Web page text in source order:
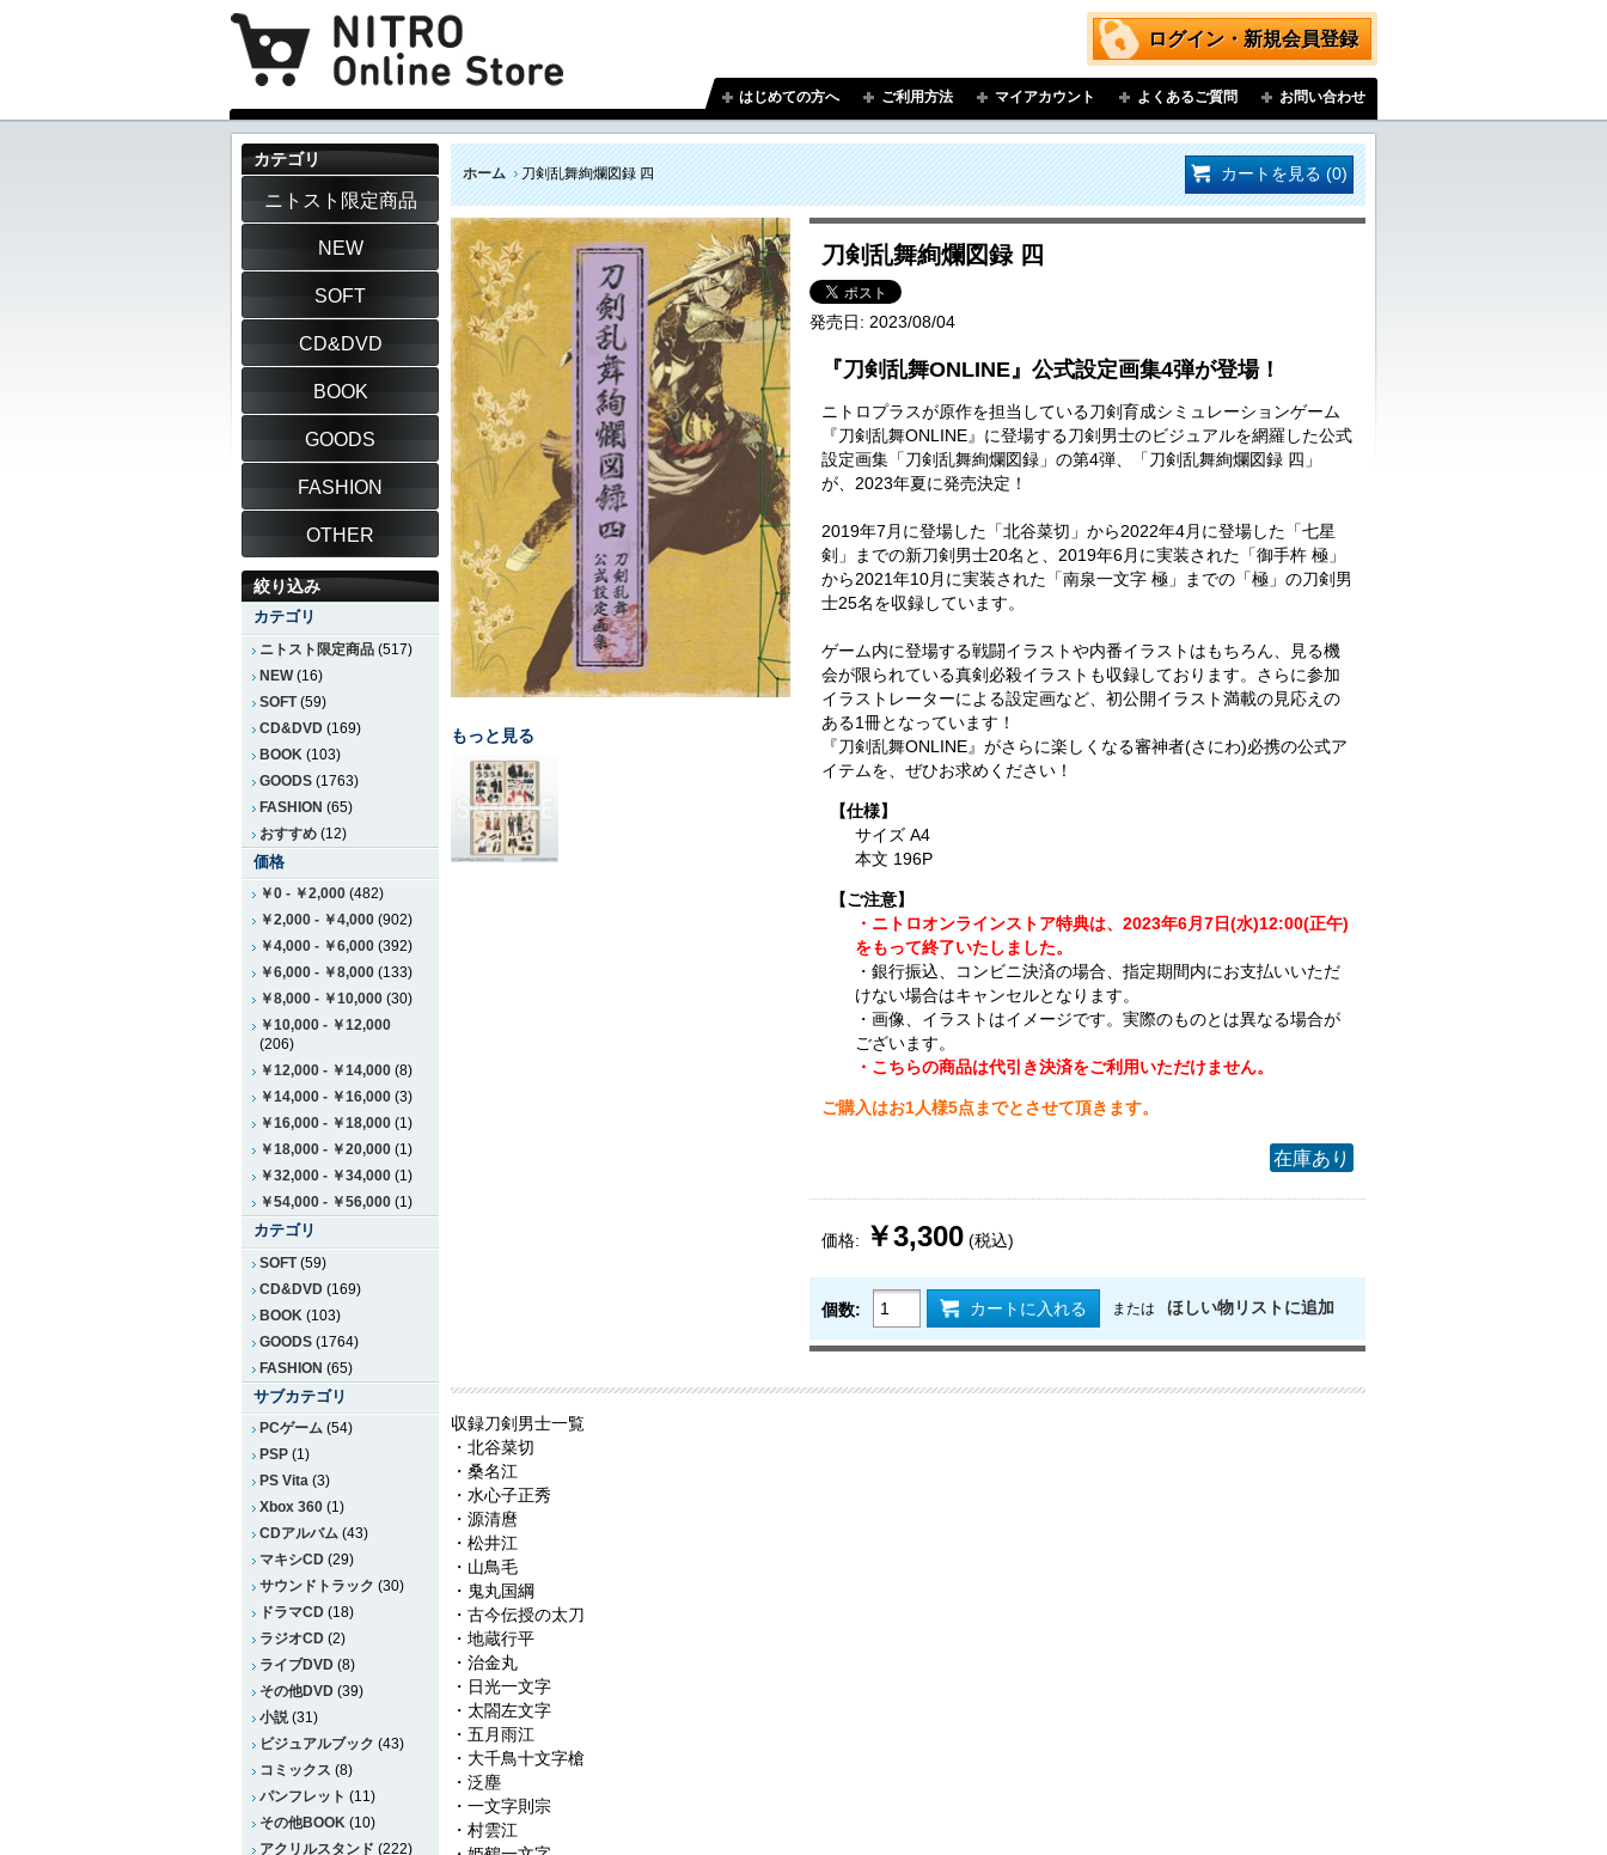
ログイン・新規会員登録
はじめての方へ ご利用方法 マイアカウント よくあるご質問 お問い合わせ
ホーム 刀剣乱舞絢爛図録 四 カートを見る (0)
刀剣乱舞絢爛図録 四
発売日: 2023/08/04
『刀剣乱舞ONLINE』公式設定画集4弾が登場！
ニトロプラスが原作を担当している刀剣育成シミュレーションゲーム
『刀剣乱舞ONLINE』に登場する刀剣男士のビジュアルを網羅した公式
設定画集「刀剣乱舞絢爛図録」の第4弾、「刀剣乱舞絢爛図録 四」
が、2023年夏に発売決定！
2019年7月に登場した「北谷菜切」から2022年4月に登場した「七星
剣」までの新刀剣男士20名と、2019年6月に実装された「御手杵 極」
から2021年10月に実装された「南泉一文字 極」までの「極」の刀剣男
士25名を収録しています。
ゲーム内に登場する戦闘イラストや内番イラストはもちろん、見る機
会が限られている真剣必殺イラストも収録しております。さらに参加
イラストレーターによる設定画など、初公開イラスト満載の見応えの
ある1冊となっています！
『刀剣乱舞ONLINE』がさらに楽しくなる審神者(さにわ)必携の公式ア
イテムを、ぜひお求めください！
【仕様】
サイズ A4
本文 196P
【ご注意】
・ニトロオンラインストア特典は、2023年6月7日(水)12:00(正午)
をもって終了いたしました。
・銀行振込、コンビニ決済の場合、指定期間内にお支払いいただ
けない場合はキャンセルとなります。
・画像、イラストはイメージです。実際のものとは異なる場合が
ございます。
・こちらの商品は代引き決済をご利用いただけません。
ご購入はお1人様5点までとさせて頂きます。
在庫あり
価格: ￥3,300 (税込)
個数: カートに入れる または ほしい物リストに追加
もっと見る
収録刀剣男士一覧
・北谷菜切
・桑名江
・水心子正秀
・源清麿
・松井江
・山鳥毛
・鬼丸国綱
・古今伝授の太刀
・地蔵行平
・治金丸
・日光一文字
・太閤左文字
・五月雨江
・大千鳥十文字槍
・泛塵
・一文字則宗
・村雲江
カテゴリ
ニトスト限定商品
NEW
SOFT
CD&DVD
BOOK
GOODS
FASHION
OTHER
絞り込み
カテゴリ
ニトスト限定商品 (517)
NEW(16)
SOFT(59)
CD&DVD (169)
BOOK (103)
GOODS (1763)
FASHION (65)
おすすめ (12)
価格
￥0 - ￥2,000 (482)
￥2,000 - ￥4,000 (902)
￥4,000 - ￥6,000 (392)
￥6,000 - ￥8,000 (133)
￥8,000 - ￥10,000 (30)
￥10,000 - ￥12,000
(206)
￥12,000 - ￥14,000 (8)
￥14,000 - ￥16,000 (3)
￥16,000 - ￥18,000 (1)
￥18,000 - ￥20,000 (1)
￥32,000 - ￥34,000 (1)
￥54,000 - ￥56,000 (1)
カテゴリ
SOFT(59)
CD&DVD (169)
BOOK (103)
GOODS (1764)
FASHION (65)
サブカテゴリ
PCゲーム (54)
PSP (1)
PS Vita (3)
Xbox 360 (1)
CDアルバム (43)
マキシCD (29)
サウンドトラック (30)
ドラマCD (18)
ラジオCD (2)
ライブDVD (8)
その他DVD (39)
小説(31)
ビジュアルブック (43)
コミックス (8)
パンフレット (11)
その他BOOK (10)
アクリルスタンド (222)